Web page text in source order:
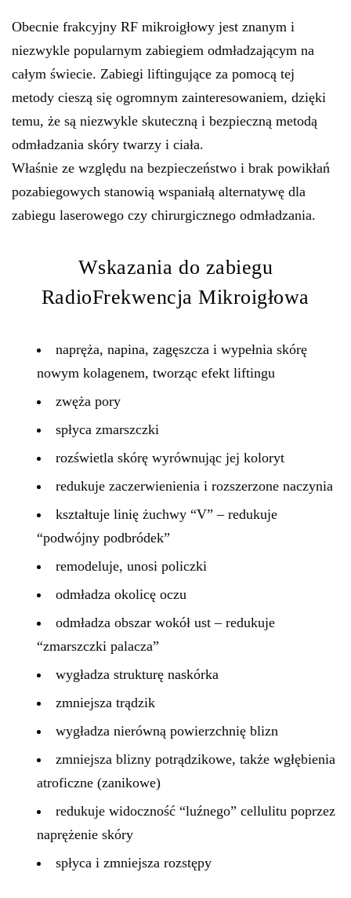
Obecnie frakcyjny RF mikroigłowy jest znanym i
niezwykle popularnym zabiegiem odmładzającym na
całym świecie. Zabiegi liftingujące za pomocą tej
metody cieszą się ogromnym zainteresowaniem, dzięki
temu, że są niezwykle skuteczną i bezpieczną metodą
odmładzania skóry twarzy i ciała.
Właśnie ze względu na bezpieczeństwo i brak powikłań
pozabiegowych stanowią wspaniałą alternatywę dla
zabiegu laserowego czy chirurgicznego odmładzania.
Wskazania do zabiegu
RadioFrekwencja Mikroigłowa
napręża, napina, zagęszcza i wypełnia skórę
nowym kolagenem, tworząc efekt liftingu
zwęża pory
spłyca zmarszczki
rozświetla skórę wyrównując jej koloryt
redukuje zaczerwienienia i rozszerzone naczynia
kształtuje linię żuchwy “V” – redukuje
“podwójny podbródek”
remodeluje, unosi policzki
odmładza okolicę oczu
odmładza obszar wokół ust – redukuje
“zmarszczki palacza”
wygładza strukturę naskórka
zmniejsza trądzik
wygładza nierówną powierzchnię blizn
zmniejsza blizny potrądzikowe, także wgłębienia
atroficzne (zanikowe)
redukuje widoczność “luźnego” cellulitu poprzez
naprężenie skóry
spłyca i zmniejsza rozstępy